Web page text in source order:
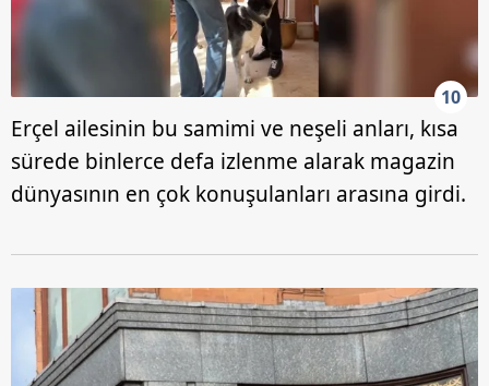
10
Erçel ailesinin bu samimi ve neşeli anları, kısa
sürede binlerce defa izlenme alarak magazin
dünyasının en çok konuşulanları arasına girdi.